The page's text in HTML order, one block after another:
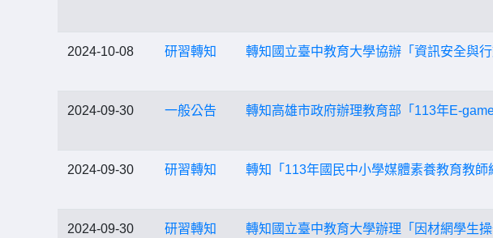
2024-10-08 研習轉知 轉知國立臺中教育大學協辦「資訊安全與
2024-09-30 一般公告 轉知高雄市政府辦理教育部「113年E-
2024-09-30 研習轉知 轉知「113年國民中小學媒體素養教育教
2024-09-30 研習轉知 轉知國立臺中教育大學辦理「因材網學生